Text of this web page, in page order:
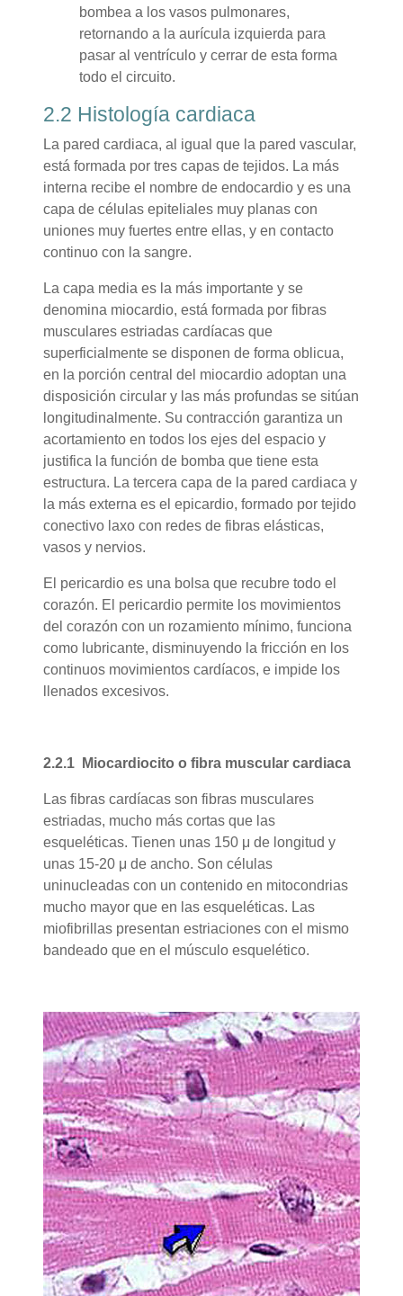
bombea a los vasos pulmonares,
retornando a la aurícula izquierda para
pasar al ventrículo y cerrar de esta forma
todo el circuito.
2.2 Histología cardiaca
La pared cardiaca, al igual que la pared vascular,
está formada por tres capas de tejidos. La más
interna recibe el nombre de endocardio y es una
capa de células epiteliales muy planas con
uniones muy fuertes entre ellas, y en contacto
continuo con la sangre.
La capa media es la más importante y se
denomina miocardio, está formada por fibras
musculares estriadas cardíacas que
superficialmente se disponen de forma oblicua,
en la porción central del miocardio adoptan una
disposición circular y las más profundas se sitúan
longitudinalmente. Su contracción garantiza un
acortamiento en todos los ejes del espacio y
justifica la función de bomba que tiene esta
estructura. La tercera capa de la pared cardiaca y
la más externa es el epicardio, formado por tejido
conectivo laxo con redes de fibras elásticas,
vasos y nervios.
El pericardio es una bolsa que recubre todo el
corazón. El pericardio permite los movimientos
del corazón con un rozamiento mínimo, funciona
como lubricante, disminuyendo la fricción en los
continuos movimientos cardíacos, e impide los
llenados excesivos.
2.2.1 Miocardiocito o fibra muscular cardiaca
Las fibras cardíacas son fibras musculares
estriadas, mucho más cortas que las
esqueléticas. Tienen unas 150 μ de longitud y
unas 15-20 μ de ancho. Son células
uninucleadas con un contenido en mitocondrias
mucho mayor que en las esqueléticas. Las
miofibrillas presentan estriaciones con el mismo
bandeado que en el músculo esquelético.